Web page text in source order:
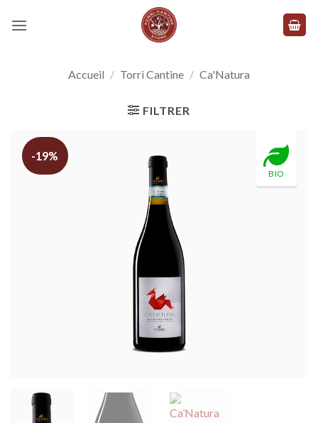
Accueil / Torri Cantine / Ca'Natura
FILTRER
-19%
BIO